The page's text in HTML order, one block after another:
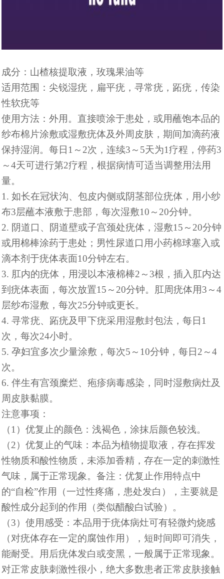
成分：山楂核提取液，玫瑰果油等
适用范围：尖锐湿疣，扁平疣，寻常疣，跖疣，传染
性软疣等
使用方法：外用。直接喷涂于患处，或用蘸饱本品的
纱布棉片涂敷或湿敷疣体及外周皮肤，期间加滴药液
保持湿润。每日 1～2次，连续3～5天为1疗程，停药3
～4天可进行第2疗程，根据病情可适当调整用法用
量。
1. 如长在冠状沟、包皮内侧或阴茎部位疣体，用小纱
布3层蘸本液敷于患部，每次湿敷10～20分钟。
2. 阴道口、阴道壁或子宫颈处疣体，湿敷15～20分钟
或用棉棒涂药于患处；男性尿道口用小药棉球塞入或
滴本剂于疣体表面10分钟左右。
3. 肛内的疣体，用浸以本液棉棒2～3根，插入肛内达
到疣体表面，每次放置15～20分钟。肛周疣体用3～4
层纱布湿敷，每次25分钟或更长。
4. 寻常疣、跖疣及甲下疣采用湿敷封包法，每日1
次，每次24小时。
5. 孕妇宜多次少量涂敷，每次5～10分钟，每日2～4
次。
6. 伴生有宫颈糜烂、疱疹病毒感染，同时湿敷病灶及
周皮肤黏膜。
注意事项：
（1）优复止的颜色：浅褐色，涂抹后颜色较浅。
（2）优复止的气味：本品为植物提取液，存在挥发
性物质和酸性物质，未添加香精，存在一定的刺激性
气味，属于正常现象。备注：优复止作用特点中
的“自检”作用（一过性疼痛，患处发白），主要就是
酸性成分起到的作用（类似醋酸白试验）。
（3）使用感受：本品用于疣体病灶可有轻微灼烧感
（对疣体存在一定的腐蚀作用），短时间即可消失，
能耐受。用后疣体发白或变黑，一般属于正常现象。
对正常皮肤刺激性很小，绝大多数患者正常皮肤接触